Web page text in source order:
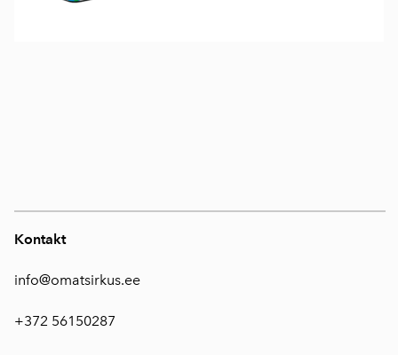
Kontakt
info@omatsirkus.ee
+372 56150287